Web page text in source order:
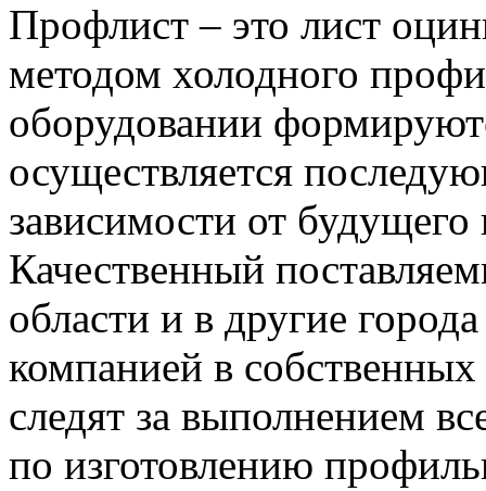
Профлист – это лист
методом холодного
оборудовании
осуществляется
зависимости от
Качественный
области и в другие
компанией в
следят за выполнением
по изготовлению